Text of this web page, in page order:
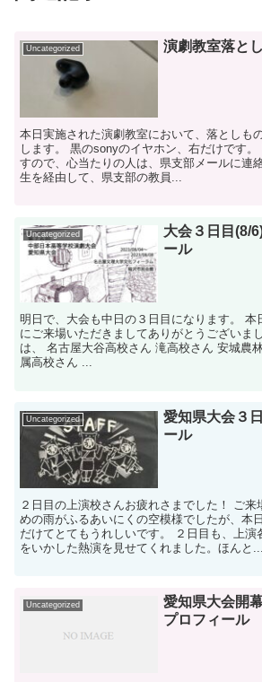
Uncategorized 演劇教室落と
本日実施された演劇教室において、落としも
します。 黒のsonyのイヤホン、右だけです。
すので、心当たりの人は、県支部メールに連
生を経由して、県支部の教員...
Uncategorized
大会３日目(8/
ール
明日で、大会も中日の３日目になります。 本
にご来場いただきましてありがとうございま
は、 名古屋大谷高校さん 滝高校さん 安城農
属高校さん ...
Uncategorized
愛知県大会３
ール
２日目の上演校さんお疲れさまでした！ ご来
めの雨がふるあいにくの空模様でしたが、本
だけてとてもうれしいです。 ２日目も、上演
をいかした熱演を見せてくれました。ほんと...
Uncategorized
愛知県大会開
プロフィール